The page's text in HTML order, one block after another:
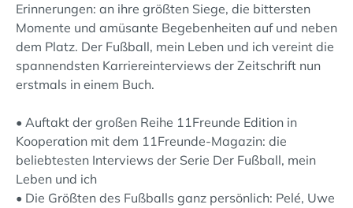
Erinnerungen: an ihre größten Siege, die bittersten
Momente und amüsante Begebenheiten auf und neben
dem Platz. Der Fußball, mein Leben und ich vereint die
spannendsten Karriereinterviews der Zeitschrift nun
erstmals in einem Buch.
• Auftakt der großen Reihe 11Freunde Edition in
Kooperation mit dem 11Freunde-Magazin: die
beliebtesten Interviews der Serie Der Fußball, mein
Leben und ich
• Die Größten des Fußballs ganz persönlich: Pelé, Uwe